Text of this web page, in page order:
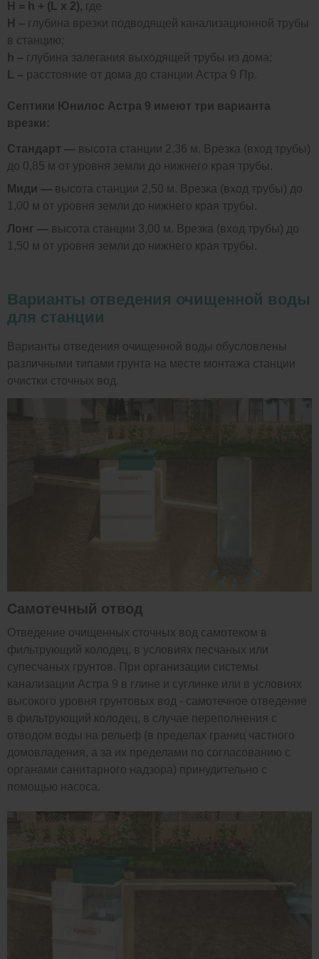
H = h + (L x 2), где
H – глубина врезки подводящей канализационной трубы
в станцию;
h – глубина залегания выходящей трубы из дома;
L – расстояние от дома до станции Астра 9 Пр.
Септики Юнилос Астра 9 имеют три варианта
врезки:
Стандарт — высота станции 2,36 м. Врезка (вход трубы)
до 0,85 м от уровня земли до нижнего края трубы.
Миди — высота станции 2,50 м. Врезка (вход трубы) до
1,00 м от уровня земли до нижнего края трубы.
Лонг — высота станции 3,00 м. Врезка (вход трубы) до
1,50 м от уровня земли до нижнего края трубы.
Варианты отведения очищенной воды
для станции
Варианты отведения очищенной воды обусловлены
различными типами грунта на месте монтажа станции
очистки сточных вод.
Самотечный отвод
Отведение очищенных сточных вод самотеком в
фильтрующий колодец, в условиях песчаных или
супесчаных грунтов. При организации системы
канализации Астра 9 в глине и суглинке или в условиях
высокого уровня грунтовых вод - самотечное отведение
в фильтрующий колодец, в случае переполнения с
отводом воды на рельеф (в пределах границ частного
домовладения, а за их пределами по согласованию с
органами санитарного надзора) принудительно с
помощью насоса.